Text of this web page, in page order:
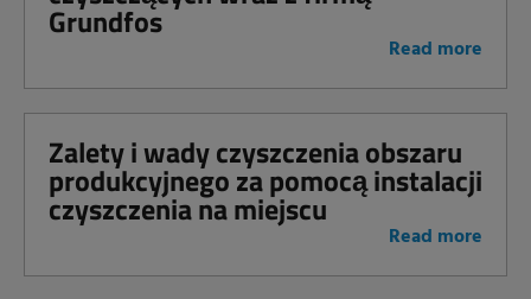
Grundfos
Read more
Zalety i wady czyszczenia obszaru
produkcyjnego za pomocą instalacji
czyszczenia na miejscu
Read more